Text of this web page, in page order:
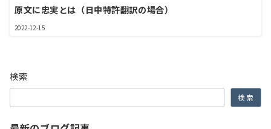
原文に忠実とは（日中特許翻訳の場合）
2022-12-15
検索
検索